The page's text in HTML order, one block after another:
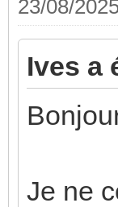
23/08/
Ives a
Je ne